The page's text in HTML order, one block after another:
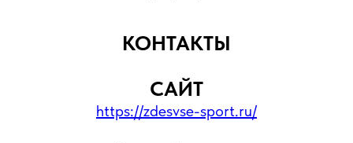
КОНТАКТЫ
САЙТ
https://zdesvse-sport.ru/